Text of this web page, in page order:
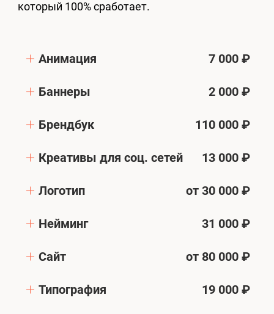
который 100% сработает.
Анимация 7 000 ₽
Баннеры 2 000 ₽
Брендбук 110 000 ₽
Креативы для соц. сетей 13 000 ₽
Логотип от 30 000 ₽
Нейминг 31 000 ₽
Сайт от 80 000 ₽
Типография 19 000 ₽